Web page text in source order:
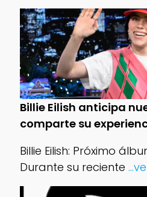
Billie Eilish anticipa
comparte su
Billie Eilish: Próximo
Durante su reciente